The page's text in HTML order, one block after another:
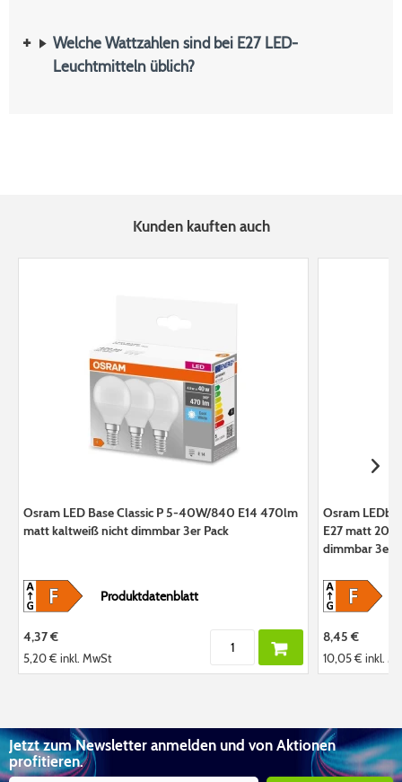
Welche Wattzahlen sind bei E27 LED-
Leuchtmitteln üblich?
Kunden kauften auch
Osram LED Base Classic P 5-40W/840 E14 470lm
matt kaltweiß nicht dimmbar 3er Pack
Produktdatenblatt
4,37 €
5,20 € inkl. MwSt
Osram
E27 matt
dimmbar 3er
8,45 €
10,05 €inkl.
Jetzt zum Newsletter anmelden und von Aktionen
profitieren.